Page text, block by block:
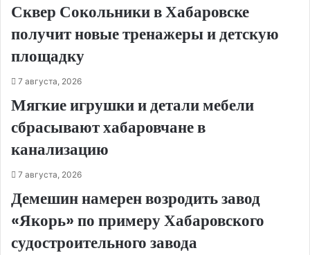
Сквер Сокольники в Хабаровске
получит новые тренажеры и детскую
площадку
7 августа, 2026
Мягкие игрушки и детали мебели
сбрасывают хабаровчане в
канализацию
7 августа, 2026
Демешин намерен возродить завод
«Якорь» по примеру Хабаровского
судостроительного завода